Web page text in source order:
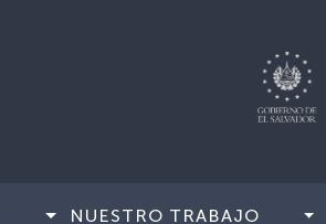
NUESTRO TRABAJO